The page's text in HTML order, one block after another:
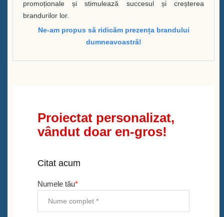
promoționale și stimulează succesul și creșterea
brandurilor lor.
Ne-am propus să ridicăm prezența brandului
dumneavoastră!
Proiectat personalizat,
vândut doar en-gros!
Citat acum
Numele tău*